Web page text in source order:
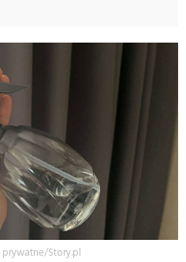
Story.pl